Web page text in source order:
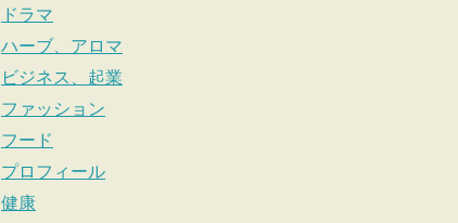
ドラマ
ハーブ、アロマ
ビジネス、起業
ファッション
フード
プロフィール
健康